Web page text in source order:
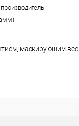
маскирующим